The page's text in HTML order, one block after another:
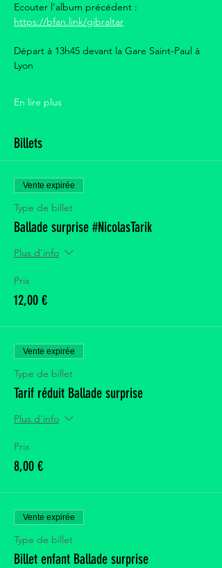
Ecouter l'album précédent :
https://bfan.link/gibraltar
Départ à 13h45 devant la Gare Saint-Paul à
Lyon
En lire plus
Billets
Vente expirée
Type de billet
Ballade surprise #NicolasTarik
Plus d'info
Prix
12,00 €
Vente expirée
Type de billet
Tarif réduit Ballade surprise
Plus d'info
Prix
8,00 €
Vente expirée
Type de billet
Billet enfant Ballade surprise